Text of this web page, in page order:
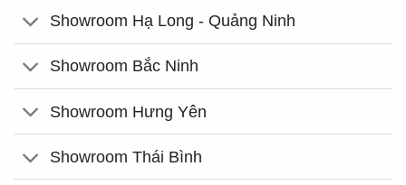
Showroom Hạ Long - Quảng Ninh
Showroom Bắc Ninh
Showroom Hưng Yên
Showroom Thái Bình